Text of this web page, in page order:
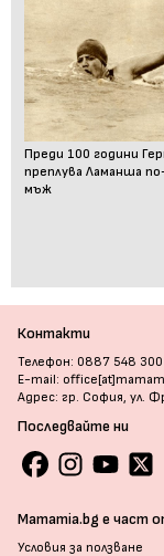
Преди 100 години
преплува Ламанша
мъж
Контакти
Телефон: 0887 548 300
E-mail:
Адрес: гр. София, ул.
Последвайте ни
Mamamia.bg е част
Условия за ползване